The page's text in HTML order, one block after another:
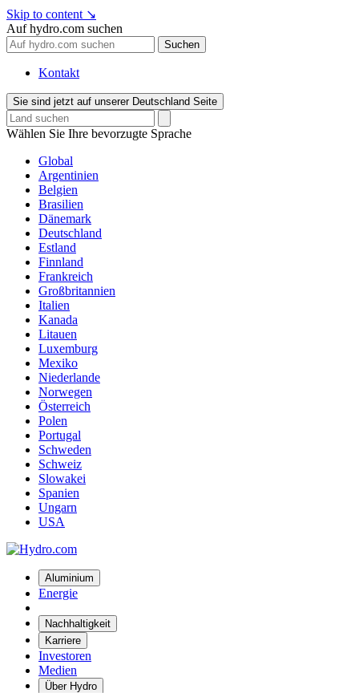
Skip to content ↘
Auf hydro.com suchen
Suchen
Kontakt
Sie sind jetzt auf unserer Deutschland Seite
Wählen Sie Ihre bevorzugte Sprache
Global
Argentinien
Belgien
Brasilien
Dänemark
Deutschland
Estland
Finnland
Frankreich
Großbritannien
Italien
Kanada
Litauen
Luxemburg
Mexiko
Niederlande
Norwegen
Österreich
Polen
Portugal
Schweden
Schweiz
Slowakei
Spanien
Ungarn
USA
Aluminium
Energie
Nachhaltigkeit
Karriere
Investoren
Medien
Über Hydro